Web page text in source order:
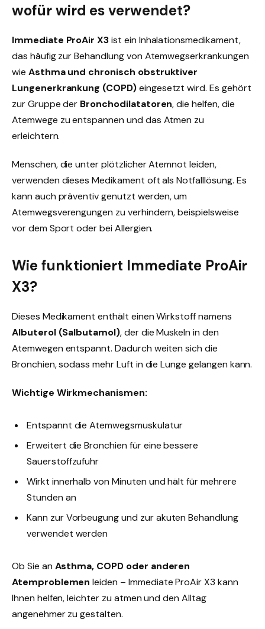
wofür wird es verwendet?
Immediate ProAir X3ist ein Inhalationsmedikament,
das häufig zur Behandlung von Atemwegserkrankungen
wie Asthma und chronisch obstruktiver
Lungenerkrankung (COPD)eingesetzt wird. Es gehört
zur Gruppe der Bronchodilatatoren, die helfen, die
Atemwege zu entspannen und das Atmen zu
erleichtern.
Menschen, die unter plötzlicher Atemnot leiden,
verwenden dieses Medikament oft als Notfalllösung. Es
kann auch präventiv genutzt werden, um
Atemwegsverengungen zu verhindern, beispielsweise
vor dem Sport oder bei Allergien.
Wie funktioniert Immediate ProAir
X3?
Dieses Medikament enthält einen Wirkstoff namens
Albuterol (Salbutamol), der die Muskeln in den
Atemwegen entspannt. Dadurch weiten sich die
Bronchien, sodass mehr Luft in die Lunge gelangen kann.
Wichtige Wirkmechanismen:
Entspannt die Atemwegsmuskulatur
Erweitert die Bronchien für eine bessere
Sauerstoffzufuhr
Wirkt innerhalb von Minuten und hält für mehrere
Stunden an
Kann zur Vorbeugung und zur akuten Behandlung
verwendet werden
Ob Sie an Asthma, COPD oder anderen
Atemproblemen leiden – Immediate ProAir X3 kann
Ihnen helfen, leichter zu atmen und den Alltag
angenehmer zu gestalten.